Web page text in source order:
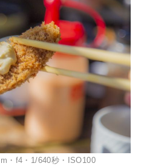
・f4・1/640秒・ISO100